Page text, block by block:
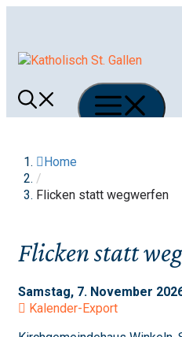
Home
/
Flicken statt wegwerfen
Flicken statt
Samstag, 7. November
Kalender-Export